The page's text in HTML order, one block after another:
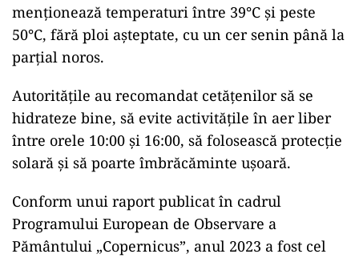
menționează temperaturi între 39°C și peste
50°C, fără ploi așteptate, cu un cer senin până la
parțial noros.
Autoritățile au recomandat cetățenilor să se
hidrateze bine, să evite activitățile în aer liber
între orele 10:00 și 16:00, să folosească protecție
solară și să poarte îmbrăcăminte ușoară.
Conform unui raport publicat în cadrul
Programului European de Observare a
Pământului „Copernicus”, anul 2023 a fost cel